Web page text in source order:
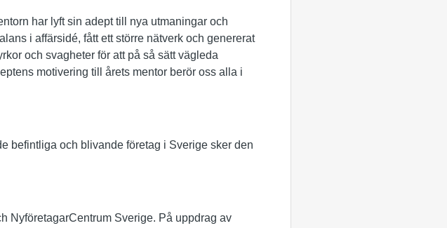
har lyft sin adept till nya utmaningar och
i affärsidé, fått ett större nätverk och genererat
och svagheter för att på så sätt vägleda
motivering till årets mentor berör oss alla i
befintliga och blivande företag i Sverige sker den
NyföretagarCentrum Sverige. På uppdrag av